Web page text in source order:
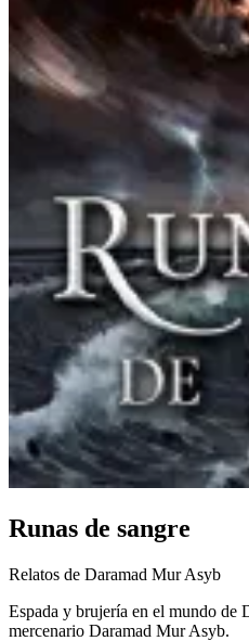
Runas de sangre
Relatos de Daramad Mur Asyb
Espada y brujería en el mundo de
mercenario Daramad Mur Asyb.